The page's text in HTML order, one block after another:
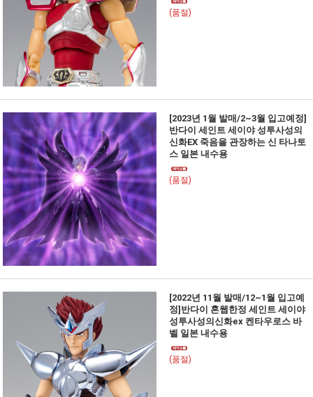
(품절)
[2023년 1월 발매/2~3월 입고예정]
반다이 세인트 세이야 성투사성의
신화EX 죽음을 관장하는 신 타나토
스 일본 내수용
(품절)
[2022년 11월 발매/12~1월 입고예
정]반다이 혼웹한정 세인트 세이야
성투사성의신화ex 켄타우로스 바
벨 일본 내수용
(품절)